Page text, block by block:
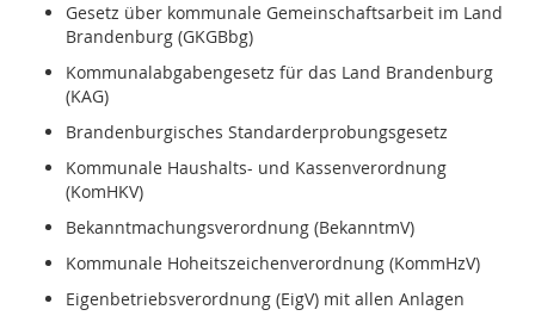
Gesetz über kommunale Gemeinschaftsarbeit im Land
Brandenburg (GKGBbg)
Kommunalabgabengesetz für das Land Brandenburg
(KAG)
Brandenburgisches Standarderprobungsgesetz
Kommunale Haushalts- und Kassenverordnung
(KomHKV)
Bekanntmachungsverordnung (BekanntmV)
Kommunale Hoheitszeichenverordnung (KommHzV)
Eigenbetriebsverordnung (EigV) mit allen Anlagen